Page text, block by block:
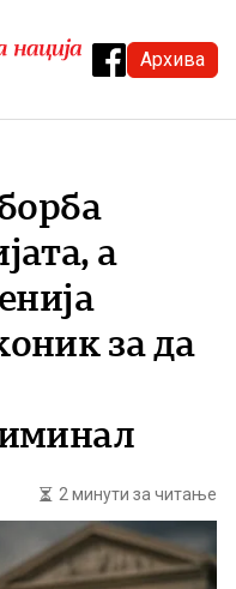
Архива
а
за да
2 минути за читање